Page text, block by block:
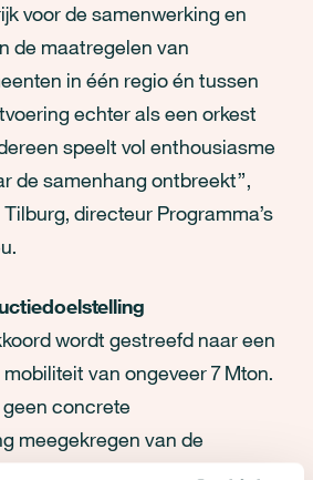
voor de samenwerking en
de maatregelen van
in één regio én tussen
echter als een orkest
speelt vol enthousiasme
de samenhang ontbreekt”,
directeur Programma’s
wordt gestreefd naar een
van ongeveer 7 Mton.
geen concrete
meegekregen van de